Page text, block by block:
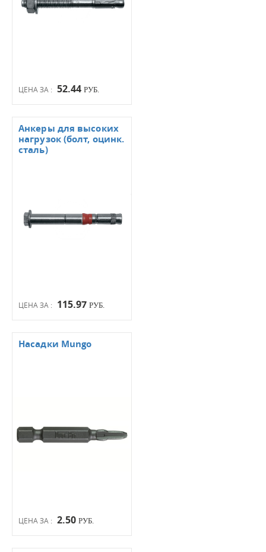
ЦЕНА ЗА : 52.44 РУБ.
ЦЕНА ЗА : 115.97 РУБ.
Анкеры для высоких
нагрузок (болт, оцинк.
сталь)
ЦЕНА ЗА : 2.50 РУБ.
Насадки Mungo